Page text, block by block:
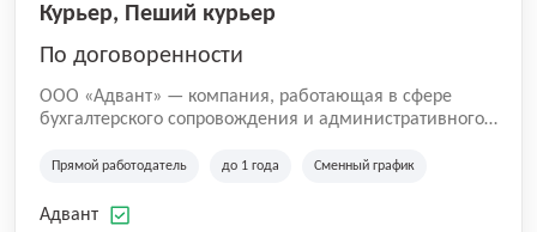
Курьер, Пеший курьер
По договоренности
ООО «Адвант» — компания, работающая в сфере
бухгалтерского сопровождения и административного
зарегистрирована в Санкт-Петербурге и
лиц и коммерческих организаций.
Прямой работодатель до 1 года Сменный график
Адвант